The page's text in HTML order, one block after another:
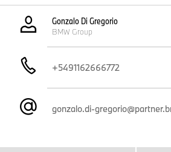
Gonzalo Di Gregorio
BMW Group
+5491162666772
gonzalo.di-